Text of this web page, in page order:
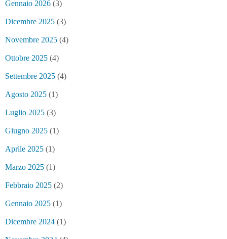
Gennaio 2026 (3)
Dicembre 2025 (3)
Novembre 2025 (4)
Ottobre 2025 (4)
Settembre 2025 (4)
Agosto 2025 (1)
Luglio 2025 (3)
Giugno 2025 (1)
Aprile 2025 (1)
Marzo 2025 (1)
Febbraio 2025 (2)
Gennaio 2025 (1)
Dicembre 2024 (1)